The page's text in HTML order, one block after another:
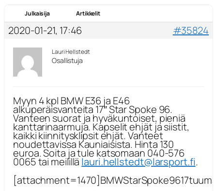
Julkaisija Artikkelit
2020-01-21, 17:46 #35824
Lauri Hellstedt
Osallistuja
Myyn 4 kpl BMW E36 ja E46
alkuperäisvanteita 17″ Star Spoke 96.
Vanteen suorat ja hyväkuntoiset, pieniä
kanttarinaarmuja. Kapselit ehjät ja siistit,
kaikki kiinnitysklipsit ehjät. Vanteet
noudettavissa Kauniaisista. Hinta 130
euroa. Soita ja tule katsomaan 040-576
0065 tai meilillälauri.hellstedt@larsport.fi.